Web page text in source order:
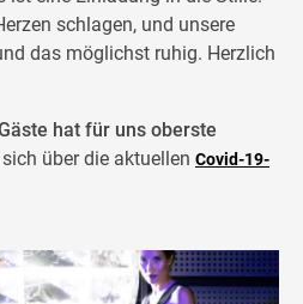
schlagen, und unsere
das möglichst ruhig. Herzlich
hat für uns oberste
über die aktuellen Covid-19-